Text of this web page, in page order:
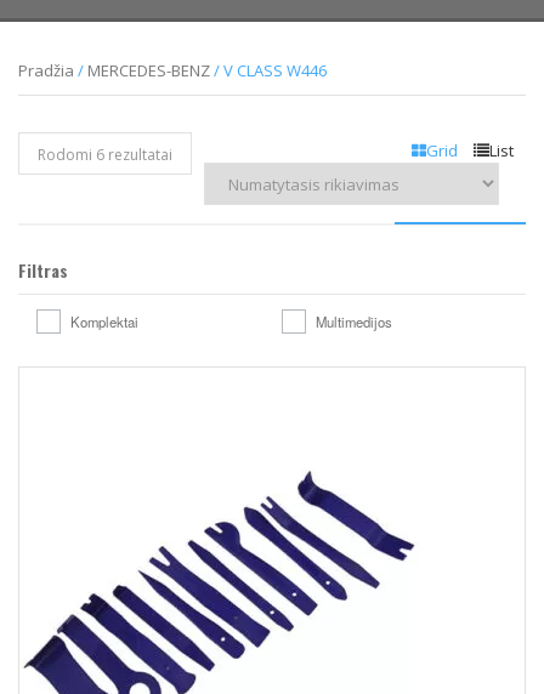
Pradžia / MERCEDES-BENZ/ V CLASS W446
Grid List
Rodomi 6 rezultatai
Filtras
Komplektai Multimedijos